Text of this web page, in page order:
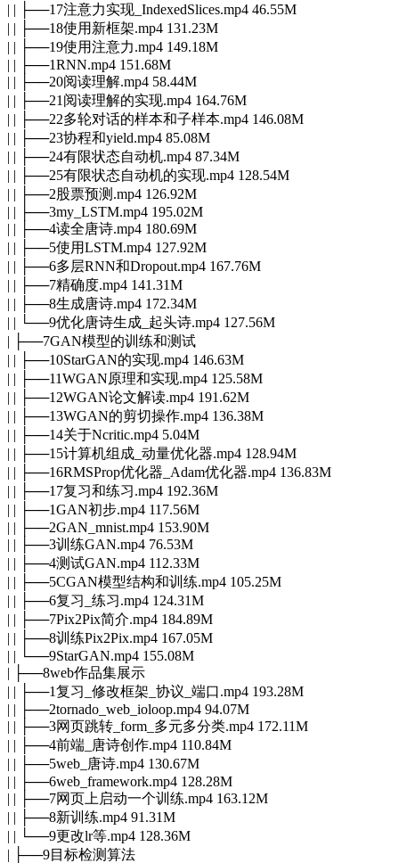
| | ├──17注意力实现_IndexedSlices.mp4 46.55M
| | ├──18使用新框架.mp4 131.23M
| | ├──19使用注意力.mp4 149.18M
| | ├──1RNN.mp4 151.68M
| | ├──20阅读理解.mp4 58.44M
| | ├──21阅读理解的实现.mp4 164.76M
| | ├──22多轮对话的样本和子样本.mp4 146.08M
| | ├──23协程和yield.mp4 85.08M
| | ├──24有限状态自动机.mp4 87.34M
| | ├──25有限状态自动机的实现.mp4 128.54M
| | ├──2股票预测.mp4 126.92M
| | ├──3my_LSTM.mp4 195.02M
| | ├──4读全唐诗.mp4 180.69M
| | ├──5使用LSTM.mp4 127.92M
| | ├──6多层RNN和Dropout.mp4 167.76M
| | ├──7精确度.mp4 141.31M
| | ├──8生成唐诗.mp4 172.34M
| | └──9优化唐诗生成_起头诗.mp4 127.56M
| ├──7GAN模型的训练和测试
| | ├──10StarGAN的实现.mp4 146.63M
| | ├──11WGAN原理和实现.mp4 125.58M
| | ├──12WGAN论文解读.mp4 191.62M
| | ├──13WGAN的剪切操作.mp4 136.38M
| | ├──14关于Ncritic.mp4 5.04M
| | ├──15计算机组成_动量优化器.mp4 128.94M
| | ├──16RMSProp优化器_Adam优化器.mp4 136.83M
| | ├──17复习和练习.mp4 192.36M
| | ├──1GAN初步.mp4 117.56M
| | ├──2GAN_mnist.mp4 153.90M
| | ├──3训练GAN.mp4 76.53M
| | ├──4测试GAN.mp4 112.33M
| | ├──5CGAN模型结构和训练.mp4 105.25M
| | ├──6复习_练习.mp4 124.31M
| | ├──7Pix2Pix简介.mp4 184.89M
| | ├──8训练Pix2Pix.mp4 167.05M
| | └──9StarGAN.mp4 155.08M
| ├──8web作品集展示
| | ├──1复习_修改框架_协议_端口.mp4 193.28M
| | ├──2tornado_web_ioloop.mp4 94.07M
| | ├──3网页跳转_form_多元多分类.mp4 172.11M
| | ├──4前端_唐诗创作.mp4 110.84M
| | ├──5web_唐诗.mp4 130.67M
| | ├──6web_framework.mp4 128.28M
| | ├──7网页上启动一个训练.mp4 163.12M
| | ├──8新训练.mp4 91.31M
| | └──9更改lr等.mp4 128.36M
| ├──9目标检测算法